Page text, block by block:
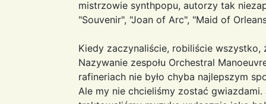
mistrzowie synthpopu, autorzy tak
"Souvenir", "Joan of Arc", "Maid of
Kiedy zaczynaliście, robiliście
Nazywanie zespołu Orchestral
rafineriach nie było chyba najlepszym
Ale my nie chcieliśmy zostać